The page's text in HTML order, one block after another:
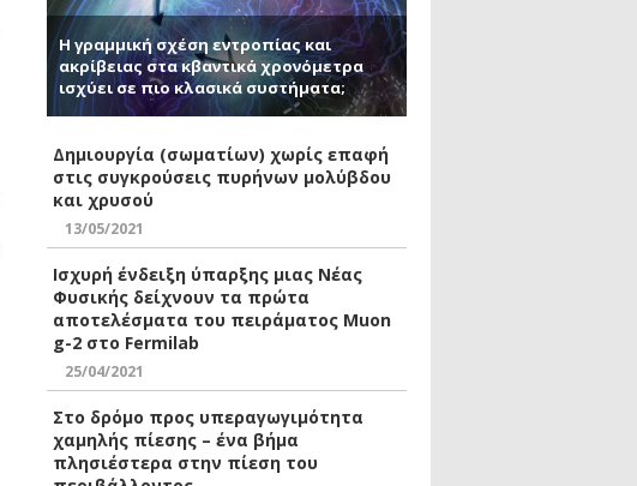
Η γραμμική σχέση εντροπίας και
ακρίβειας στα κβαντικά χρονόμετρα
ισχύει σε πιο κλασικά συστήματα;
Δημιουργία (σωματίων) χωρίς επαφή
στις συγκρούσεις πυρήνων μολύβδου
και χρυσού
13/05/2021
Ισχυρή ένδειξη ύπαρξης μιας Νέας
Φυσικής δείχνουν τα πρώτα
αποτελέσματα του πειράματος Muon
g-2 στο Fermilab
25/04/2021
Στο δρόμο προς υπεραγωγιμότητα
χαμηλής πίεσης – ένα βήμα
πλησιέστερα στην πίεση του